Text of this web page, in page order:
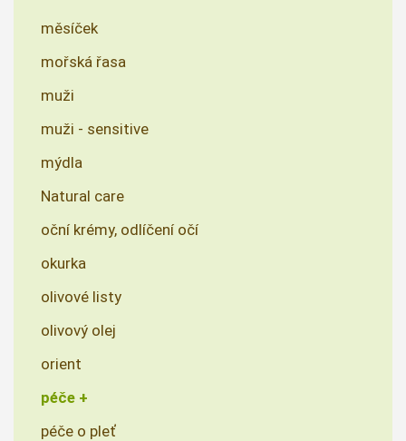
měsíček
mořská řasa
muži
muži - sensitive
mýdla
Natural care
oční krémy, odlíčení očí
okurka
olivové listy
olivový olej
orient
péče +
péče o pleť